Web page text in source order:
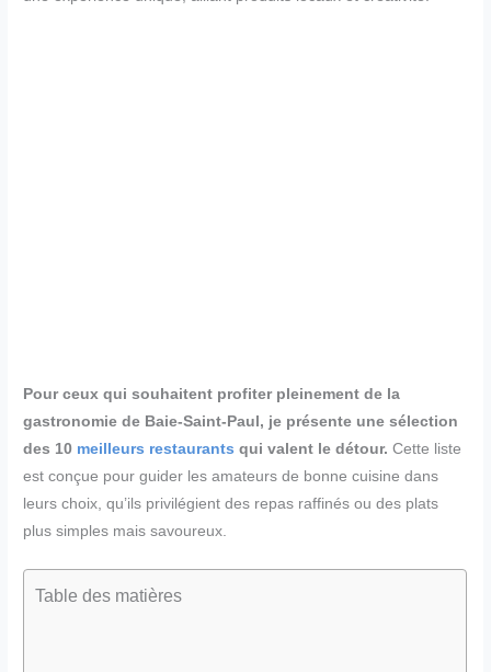
Pour ceux qui souhaitent profiter pleinement de la
gastronomie de Baie-Saint-Paul, je présente une sélection
des 10 meilleurs restaurants qui valent le détour. Cette liste
est conçue pour guider les amateurs de bonne cuisine dans
leurs choix, qu’ils privilégient des repas raffinés ou des plats
plus simples mais savoureux.
Table des matières